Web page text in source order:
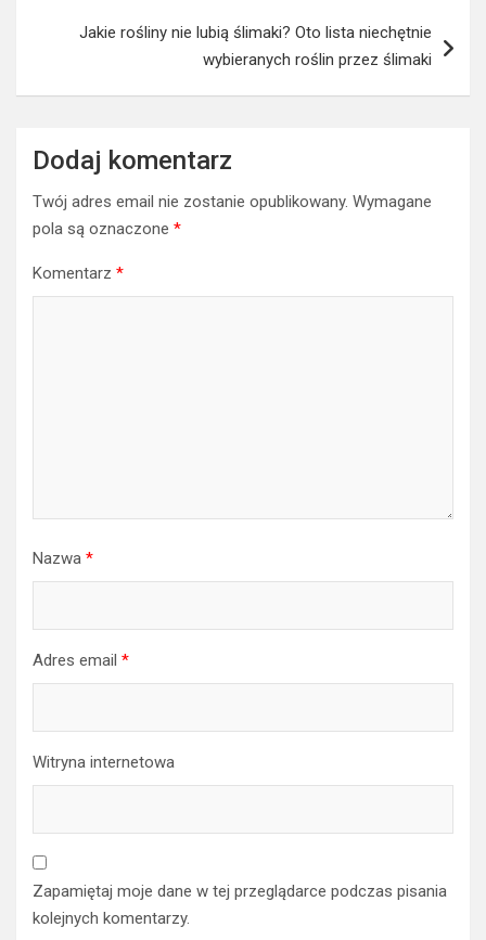
Jakie rośliny nie lubią ślimaki? Oto lista niechętnie
wybieranych roślin przez ślimaki
Dodaj komentarz
Twój adres email nie zostanie opublikowany. Wymagane
pola są oznaczone *
Komentarz *
Nazwa *
Adres email *
Witryna internetowa
Zapamiętaj moje dane w tej przeglądarce podczas pisania
kolejnych komentarzy.